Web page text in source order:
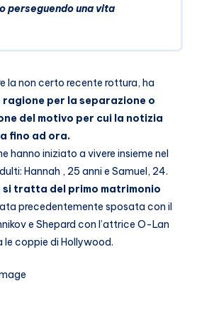
perseguendo una vita
la non certo recente rottura, ha
per la separazione o
del motivo per cui la notizia
fino ad ora.
hanno iniziato a vivere insieme nel
Hannah , 25 anni e Samuel, 24.
si tratta del primo matrimonio
precedentemente sposata con il
e Shepard con l’attrice O-Lan
le coppie di Hollywood.